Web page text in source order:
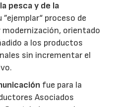
pesca y de la
”ejemplar“ proceso de
orientado
a los productos
sin incrementar el
fue para la
Asociados